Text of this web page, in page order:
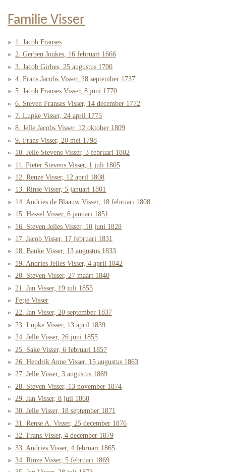
Familie Visser
1. Jacob Franses
2. Gerben Joukes, 16 februari 1666
3. Jacob Girbes, 25 augustus 1700
4. Frans Jacobs Visser, 28 september 1737
5. Jacob Franses Visser, 8 juni 1770
6. Steven Franses Visser, 14 december 1772
7. Lupke Visser, 24 april 1775
8. Jelle Jacobs Visser, 12 oktober 1809
9. Frans Visser, 20 mei 1798
10. Jelle Stevens Visser, 3 februari 1802
11. Pieter Stevens Visser, 1 juli 1805
12. Renze Visser, 12 april 1808
13. Rinse Visser, 5 januari 1801
14. Andries de Blaauw Visser, 18 februari 1808
15. Hessel Visser, 6 januari 1851
16. Steven Jelles Visser, 10 juni 1828
17. Jacob Visser, 17 februari 1831
18. Bauke Visser, 13 augustus 1833
19. Andries Jelles Visser, 4 april 1842
20. Steven Visser, 27 maart 1840
21. Jan Visser, 19 juli 1855
Fetje Visser
22. Jan Visser, 20 september 1837
23. Lupke Visser, 13 april 1839
24. Jelle Visser, 26 juni 1855
25. Sake Visser, 6 februari 1857
26. Hendrik Anne Visser, 15 augustus 1863
27. Jelle Visser, 3 augustus 1869
28. Steven Visser, 13 november 1874
29. Jan Visser, 8 juli 1860
30. Jelle Visser, 18 september 1871
31. Rense A. Visser, 25 december 1876
32. Frans Visser, 4 december 1879
33. Andries Visser, 4 februari 1865
34. Rinze Visser, 5 februari 1869